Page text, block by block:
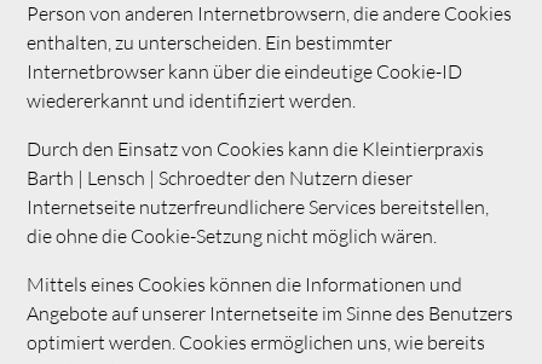
Person von anderen Internetbrowsern, die andere Cookies
enthalten, zu unterscheiden. Ein bestimmter
Internetbrowser kann über die eindeutige Cookie-ID
wiedererkannt und identifiziert werden.
Durch den Einsatz von Cookies kann die Kleintierpraxis
Barth | Lensch | Schroedter den Nutzern dieser
Internetseite nutzerfreundlichere Services bereitstellen,
die ohne die Cookie-Setzung nicht möglich wären.
Mittels eines Cookies können die Informationen und
Angebote auf unserer Internetseite im Sinne des Benutzers
optimiert werden. Cookies ermöglichen uns, wie bereits